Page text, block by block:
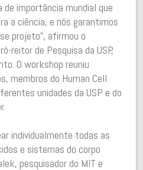
importância mundial que
a ciência, e nós garantimos
projeto”, afirmou o
reitor de Pesquisa da USP,
O workshop reuniu
membros do Human Cell
unidades da USP e do
individualmente todas as
e sistemas do corpo
pesquisador do MIT e